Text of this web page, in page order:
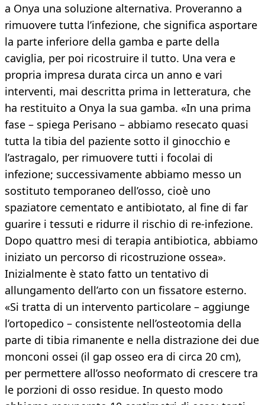
a Onya una soluzione alternativa. Proveranno a
rimuovere tutta l’infezione, che significa asportare
la parte inferiore della gamba e parte della
caviglia, per poi ricostruire il tutto. Una vera e
propria impresa durata circa un anno e vari
interventi, mai descritta prima in letteratura, che
ha restituito a Onya la sua gamba. «In una prima
fase – spiega Perisano – abbiamo resecato quasi
tutta la tibia del paziente sotto il ginocchio e
l’astragalo, per rimuovere tutti i focolai di
infezione; successivamente abbiamo messo un
sostituto temporaneo dell’osso, cioè uno
spaziatore cementato e antibiotato, al fine di far
guarire i tessuti e ridurre il rischio di re-infezione.
Dopo quattro mesi di terapia antibiotica, abbiamo
iniziato un percorso di ricostruzione ossea».
Inizialmente è stato fatto un tentativo di
allungamento dell’arto con un fissatore esterno.
«Si tratta di un intervento particolare – aggiunge
l’ortopedico – consistente nell’osteotomia della
parte di tibia rimanente e nella distrazione dei due
monconi ossei (il gap osseo era di circa 20 cm),
per permettere all’osso neoformato di crescere tra
le porzioni di osso residue. In questo modo